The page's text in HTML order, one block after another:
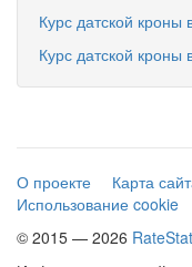
Курс датской
Курс датской
О проекте
Карта
Использование cookie
© 2015 — 2026